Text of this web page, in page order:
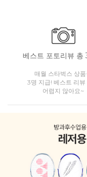
베스트 포토리뷰 총
매월 스타벅스 상품
3명 지급! 베스트 리뷰
어렵지 않아요~